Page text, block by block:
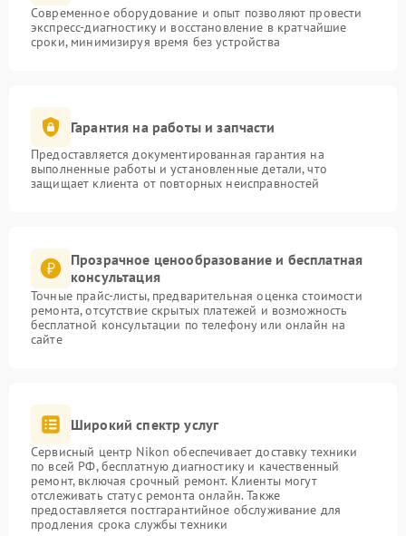
Современное оборудование и опыт позволяют провести
экспресс-диагностику и восстановление в кратчайшие
сроки, минимизируя время без устройства
Гарантия на работы и запчасти
Предоставляется документированная гарантия на
выполненные работы и установленные детали, что
защищает клиента от повторных неисправностей
Прозрачное ценообразование и бесплатная
консультация
Точные прайс-листы, предварительная оценка стоимости
ремонта, отсутствие скрытых платежей и возможность
бесплатной консультации по телефону или онлайн на
сайте
Широкий спектр услуг
Сервисный центр Nikon обеспечивает доставку техники
по всей РФ, бесплатную диагностику и качественный
ремонт, включая срочный ремонт. Клиенты могут
отслеживать статус ремонта онлайн. Также
предоставляется постгарантийное обслуживание для
продления срока службы техники